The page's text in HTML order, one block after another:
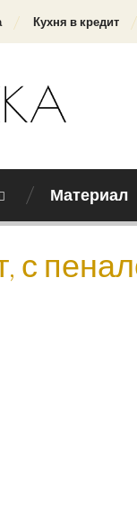
Кухня в кредит
Материал
с